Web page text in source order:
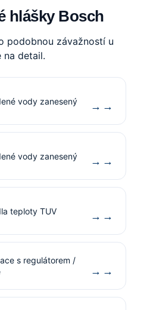
hlášky Bosch
podobnou závažností u
na detail.
vody zanesený →
vody zanesený →
teploty TUV →
s regulátorem /
→